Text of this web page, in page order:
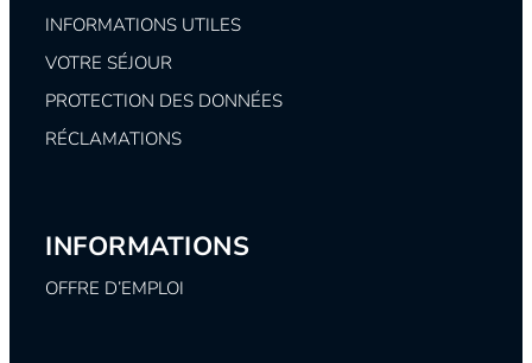
INFORMATIONS UTILES
VOTRE SÉJOUR
PROTECTION DES DONNÉES
RÉCLAMATIONS
INFORMATIONS
OFFRE D’EMPLOI